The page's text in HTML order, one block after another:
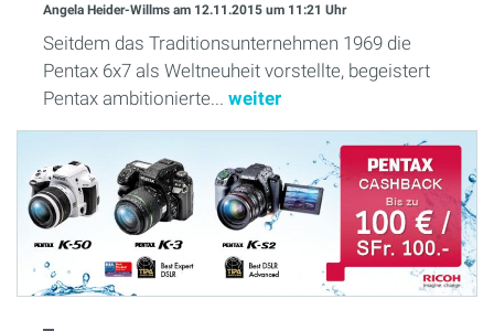
Angela Heider-Willms am 12.11.2015 um 11:21 Uhr
Seitdem das Traditionsunternehmen 1969 die
Pentax 6x7 als Weltneuheit vorstellte, begeistert
Pentax ambitionierte... weiter